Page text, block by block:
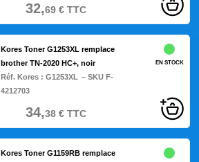
32,69€TTC
Kores Toner G1253XL remplace
brother TN-2020 HC+, noir
Réf. Kores : G1253XL – SKU F-
4212703
EN STOCK
34,38€TTC
Kores Toner G1159RB remplace